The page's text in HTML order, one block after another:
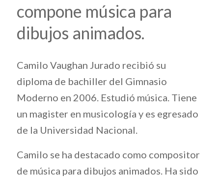
compone música para
dibujos animados.
Camilo Vaughan Jurado recibió su
diploma de bachiller del Gimnasio
Moderno en 2006. Estudió música. Tiene
un magister en musicología y es egresado
de la Universidad Nacional.
Camilo se ha destacado como compositor
de música para dibujos animados. Ha sido